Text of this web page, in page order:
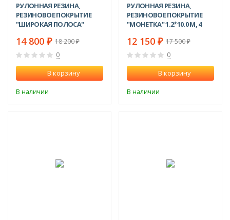
РУЛОННАЯ РЕЗИНА,
РЕЗИНОВОЕ ПОКРЫТИЕ
"ШИРОКАЯ ПОЛОСА"
14 800 ₽ 18 200₽
0
В корзину
В наличии
РУЛОННАЯ РЕЗИНА,
РЕЗИНОВОЕ ПОКРЫТИЕ
"МОНЕТКА" 1.2*10.0 М, 4
12 150 ₽ 17 500₽
0
В корзину
В наличии